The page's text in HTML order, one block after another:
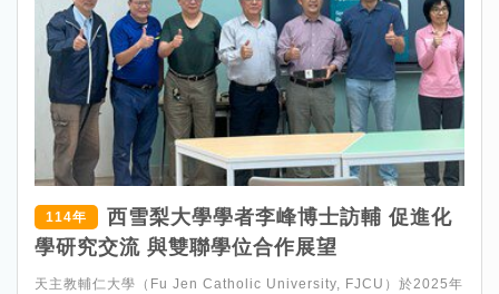
114年
西雪梨大學學者李峰博士訪輔 促進化
學研究交流 與雙聯學位合作展望
天主教輔仁大學（Fu Jen Catholic University, FJCU）於2025年